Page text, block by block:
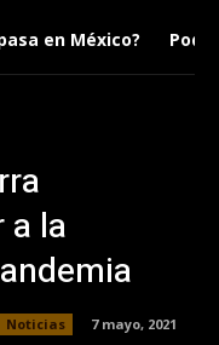
en México?
a la
Noticias 7 mayo, 2021